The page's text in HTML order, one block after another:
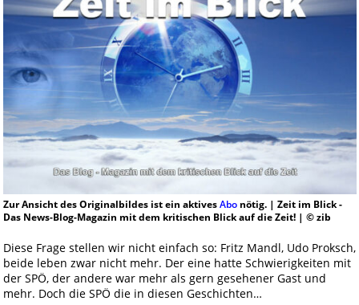
Zur Ansicht des Originalbildes ist ein aktivesAbonötig. | Zeit im Blick -
Das News-Blog-Magazin mit dem kritischen Blick auf die Zeit! | © zib
Diese Frage stellen wir nicht einfach so: Fritz Mandl, Udo Proksch,
beide leben zwar nicht mehr. Der eine hatte Schwierigkeiten mit
der SPÖ, der andere war mehr als gern gesehener Gast und
mehr. Doch die SPÖ die in diesen Geschichten…